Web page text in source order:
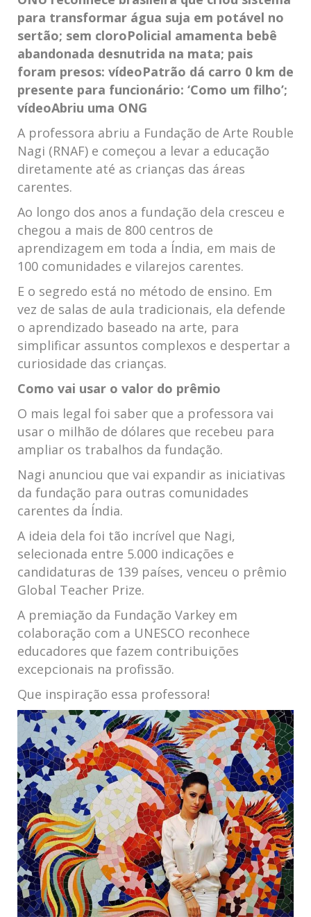
para transformar água suja em potável no
sertão; sem cloroPolicial amamenta bebê
abandonada desnutrida na mata; pais
foram presos: vídeoPatrão dá carro 0 km de
presente para funcionário: ‘Como um filho’;
vídeoAbriu uma ONG
A professora abriu a Fundação de Arte Rouble
Nagi (RNAF) e começou a levar a educação
diretamente até as crianças das áreas
carentes.
Ao longo dos anos a fundação dela cresceu e
chegou a mais de 800 centros de
aprendizagem em toda a Índia, em mais de
100 comunidades e vilarejos carentes.
E o segredo está no método de ensino. Em
vez de salas de aula tradicionais, ela defende
o aprendizado baseado na arte, para
simplificar assuntos complexos e despertar a
curiosidade das crianças.
Como vai usar o valor do prêmio
O mais legal foi saber que a professora vai
usar o milhão de dólares que recebeu para
ampliar os trabalhos da fundação.
Nagi anunciou que vai expandir as iniciativas
da fundação para outras comunidades
carentes da Índia.
A ideia dela foi tão incrível que Nagi,
selecionada entre 5.000 indicações e
candidaturas de 139 países, venceu o prêmio
Global Teacher Prize.
A premiação da Fundação Varkey em
colaboração com a UNESCO reconhece
educadores que fazem contribuições
excepcionais na profissão.
Que inspiração essa professora!